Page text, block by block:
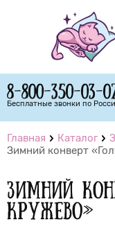
8-800-350-03-
Бесплатные звонки по
Главная Каталог
Зимний конверт
Зимний
кружево»